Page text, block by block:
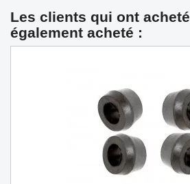
Les clients qui ont
également acheté :